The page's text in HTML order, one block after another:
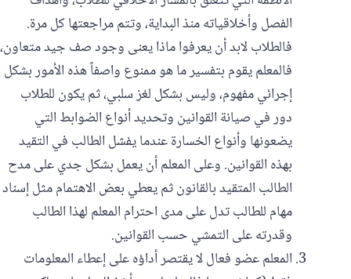
الفصل وأخلاقياته منذ البداية، وتتم مراجعتها كل مرة.
فالطلاب لابد أن يعرفوا ماذا يعنى وجود صف جيد متعاون،‏
فالمعلم يقوم بتفسير ما هو ممنوع واصفاً هذه الأمور بشكل
إجرائي مفهوم، وليس بشكل لغز سلبي، ثم يكون للطلاب
دور في صيانة القوانين وتحديد أنواع الضوابط التي
يضعونها وأنواع الخسارة عندما يفشل الطالب في التقيد
بهذه القوانين. وعلى المعلم أن يعمل بشكل جدي على مدح
الطالب المتقيد بالقانون ثم يعطي بعض الاهتمام مثل إسناد
مهام للطالب تدل على مدى احترام المعلم لهذا الطالب
وقدرته على التمشي حسب القوانين.
المعلم عضو فعال لا يقتصر أداؤه على إعطاء المعلومات